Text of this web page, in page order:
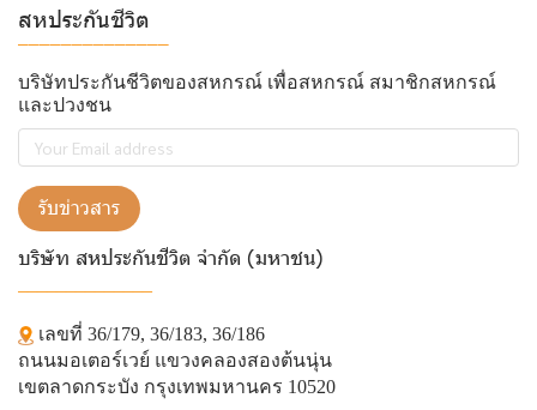
สหประกันชีวิต
บริษัทประกันชีวิตของสหกรณ์ เพื่อสหกรณ์ สมาชิกสหกรณ์
และปวงชน
รับข่าวสาร
บริษัท สหประกันชีวิต จำกัด (มหาชน)
เลขที่ 36/179, 36/183, 36/186
ถนนมอเตอร์เวย์ แขวงคลองสองต้นนุ่น
เขตลาดกระบัง กรุงเทพมหานคร 10520